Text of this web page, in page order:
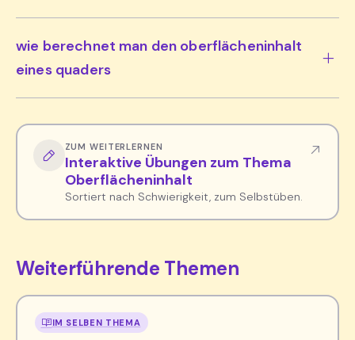
wie berechnet man den oberflächeninhalt
eines quaders
ZUM WEITERLERNEN
Interaktive Übungen zum Thema
Oberflächeninhalt
Sortiert nach Schwierigkeit, zum Selbstüben.
Weiterführende Themen
IM SELBEN THEMA